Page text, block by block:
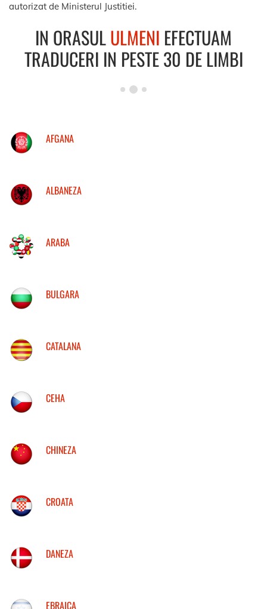
autorizat de Ministerul Justitiei.
IN ORASULULMENI EFECTUAM
TRADUCERI IN PESTE 30 DE LIMBI
AFGANA
ALBANEZA
ARABA
BULGARA
CATALANA
CEHA
CHINEZA
CROATA
DANEZA
EBRAICA